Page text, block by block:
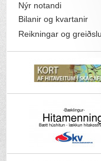
Nýr notandi
Bilanir og kvartanir
Reikningar og